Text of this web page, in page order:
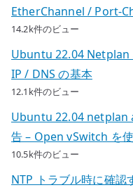
EtherChannel / Port-
14.2k件のビュー
Ubuntu 22.04 Netplan
IP / DNS の基本
12.1k件のビュー
Ubuntu 22.04 netplan
告 – Open vSwitch を
10.5k件のビュー
NTP トラブル時に確認